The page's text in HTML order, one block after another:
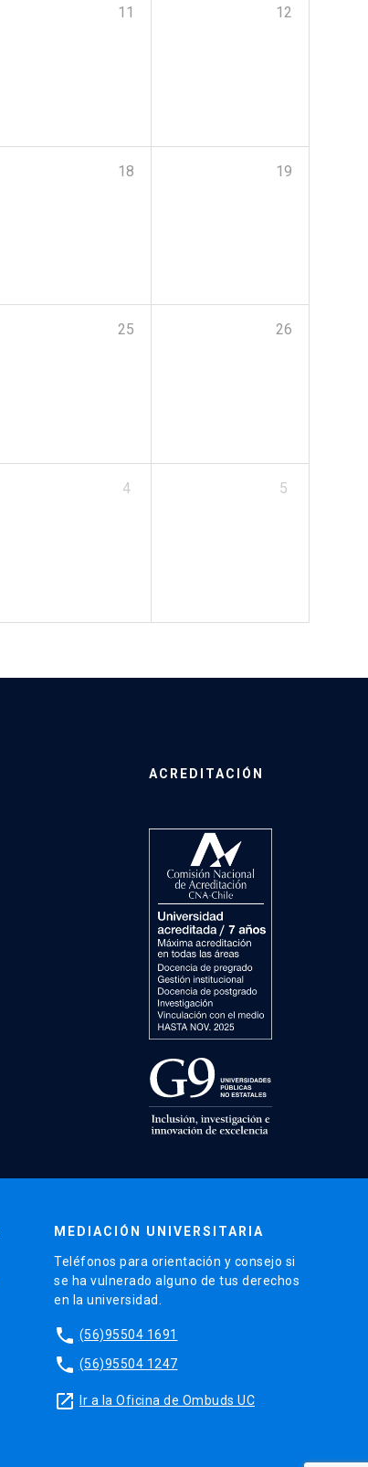
11 12
18 19
25 26
4 5
ACREDITACIÓN
MEDIACIÓN UNIVERSITARIA
Teléfonos para orientación y consejo si
se ha vulnerado alguno de tus derechos
en la universidad.
phone (56)95504 1691
phone (56)95504 1247
launch Ir a la Oficina de Ombuds UC